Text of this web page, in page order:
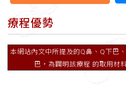
療程優勢
本網站內文中所提及的Q鼻、Q下巴
巴，為闢明該療程 的取用材